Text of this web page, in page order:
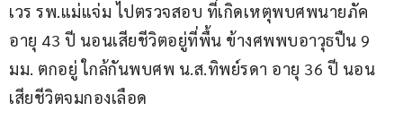
เวร รพ.แม่แจ่ม ไปตรวจสอบ ที่เกิดเหตุพบศพนายภัค
อายุ 43 ปี นอนเสียชีวิตอยู่ที่พื้น ข้างศพพบอาวุธปืน 9
มม. ตกอยู่ ใกล้กันพบศพ น.ส.ทิพย์รดา อายุ 36 ปี นอน
เสียชีวิตจมกองเลือด